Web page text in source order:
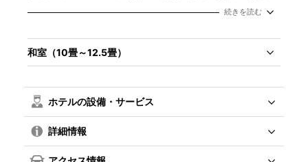
スクのほかにテーブルとチェア２脚をレイアウト。充実の設備・ア
続きを読む
和室（10畳～12.5畳）
ホテルの設備・サービス
詳細情報